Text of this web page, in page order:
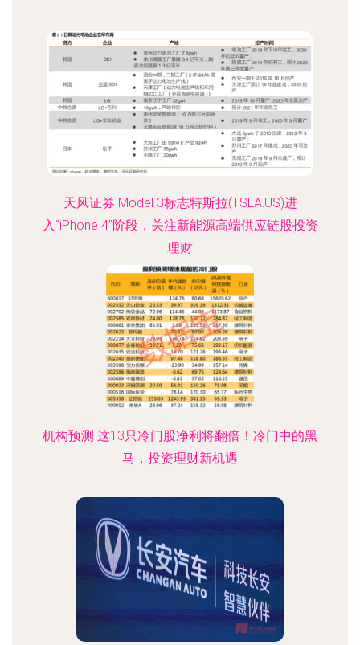
天风证券 Model 3标志特斯拉(TSLA.US)进
入“iPhone 4”阶段，关注新能源高端供应链股投资
理财
机构预测 这13只冷门股净利将翻倍！冷门中的黑
马，投资理财新机遇